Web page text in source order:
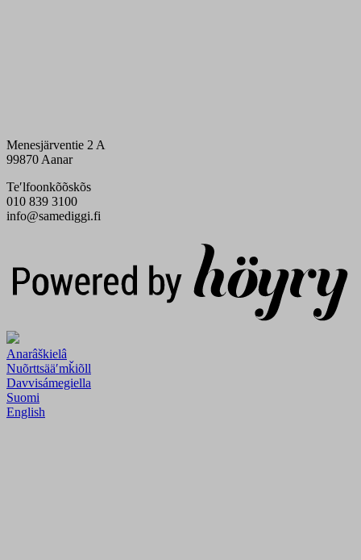
Menesjärventie 2 A
99870 Aanar
Teʹlfoonkõõskõs
010 839 3100
info@samediggi.fi
Anarâškielâ
Nuõrttsääʹmǩiõll
Davvisámegiella
Suomi
English